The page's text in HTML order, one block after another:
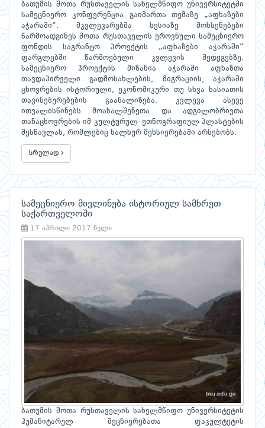
ბათუმის შოთა რუსთაველის სახელმწიფო უნივერსიტეტში
სამეცნიერო კონფერენცია გაიმართა თემაზე „აფხაზები
აჭარაში“. მკვლევარებმა სესიაზე მოხსენებები
წარმოადგინეს შოთა რუსთაველის ეროვნული სამეცნიერო
ფონდის საგრანტო პროექტის „აფხაზები აჭარაში“
ფარგლებში წარმოებული კვლევის შედეგებზე.
სამეცნიერო პროექტის მიზანია აჭარაში აფხაზთა
თავდაპირველი გადმოსახლების, მიგრაციის, აჭარაში
ცხოვრების ისტორიული, ეკონომიკური თუ სხვა ხასიათის
თავისებურებების გაანალიზება. კვლევა ასევე
ითვალისწინებს მოახალშენეთა და ადგილობრივთა
თანაცხოვრების იმ კულტურულ–ეთნოგრაფიულ პლასტების
შესწავლას, რომლებიც ხალხურ მეხსიერებაში არსებობს.
სრულად
სამეცნიერო მივლინება ისტორიულ სამხრეთ
საქართველოში
17 აპრილი 2017 წელი
ბათუმის შოთა რუსთაველის სახელმწიფო უნივერსიტეტის
ჰუმანიტარულ მეცნიერებათა ფაკულტეტის